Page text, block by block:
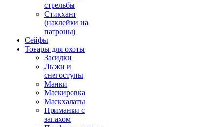
стрельбы
Стикхант
(наклейки на
патроны)
Сейфы
Товары для охоты
Засидки
Лыжи и
снегоступы
Манки
Маскировка
Маскхалаты
Приманки с
запахом